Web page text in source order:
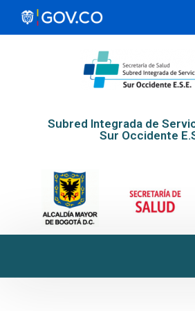
Subred Integrada de
Sur Occidente